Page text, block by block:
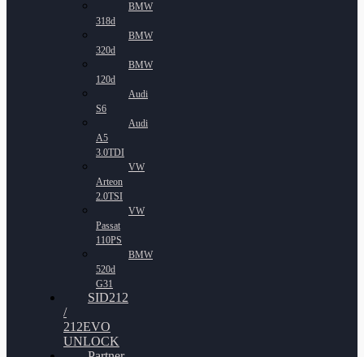
BMW
318d
BMW
320d
BMW
120d
Audi
S6
Audi
A5
3.0TDI
VW
Arteon
2.0TSI
VW
Passat
110PS
BMW
520d
G31
SID212
/
212EVO
UNLOCK